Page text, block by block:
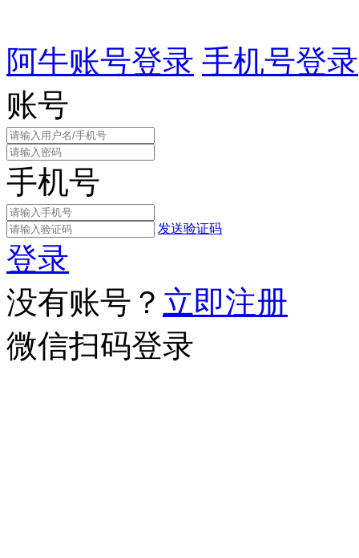
阿牛账号登录 手机号登录
账号
手机号
发送验证码
登录
没有账号？ 立即注册
微信扫码登录